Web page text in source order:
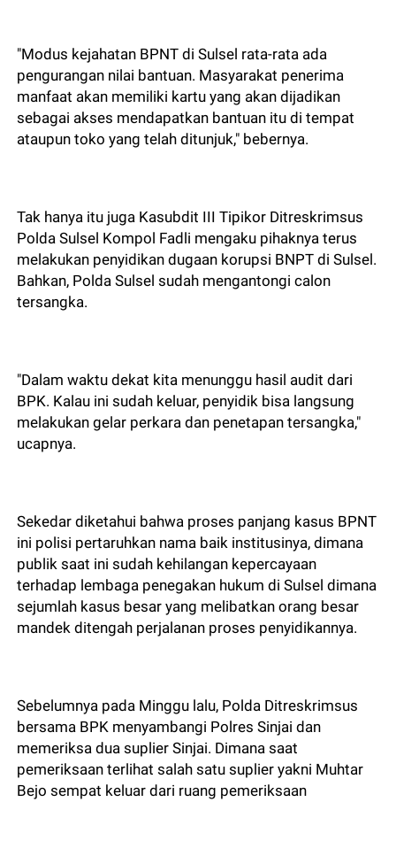
"Modus kejahatan BPNT di Sulsel rata-rata ada
pengurangan nilai bantuan. Masyarakat penerima
manfaat akan memiliki kartu yang akan dijadikan
sebagai akses mendapatkan bantuan itu di tempat
ataupun toko yang telah ditunjuk," bebernya.
Tak hanya itu juga Kasubdit III Tipikor Ditreskrimsus
Polda Sulsel Kompol Fadli mengaku pihaknya terus
melakukan penyidikan dugaan korupsi BNPT di Sulsel.
Bahkan, Polda Sulsel sudah mengantongi calon
tersangka.
"Dalam waktu dekat kita menunggu hasil audit dari
BPK. Kalau ini sudah keluar, penyidik bisa langsung
melakukan gelar perkara dan penetapan tersangka,"
ucapnya.
Sekedar diketahui bahwa proses panjang kasus BPNT
ini polisi pertaruhkan nama baik institusinya, dimana
publik saat ini sudah kehilangan kepercayaan
terhadap lembaga penegakan hukum di Sulsel dimana
sejumlah kasus besar yang melibatkan orang besar
mandek ditengah perjalanan proses penyidikannya.
Sebelumnya pada Minggu lalu, Polda Ditreskrimsus
bersama BPK menyambangi Polres Sinjai dan
memeriksa dua suplier Sinjai. Dimana saat
pemeriksaan terlihat salah satu suplier yakni Muhtar
Bejo sempat keluar dari ruang pemeriksaan